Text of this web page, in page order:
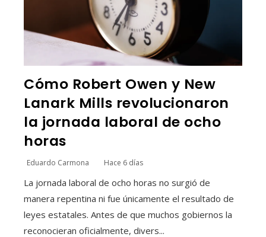
Cómo Robert Owen y New
Lanark Mills revolucionaron
la jornada laboral de ocho
horas
Eduardo Carmona Hace 6 días
La jornada laboral de ocho horas no surgió de
manera repentina ni fue únicamente el resultado de
leyes estatales. Antes de que muchos gobiernos la
reconocieran oficialmente, divers...